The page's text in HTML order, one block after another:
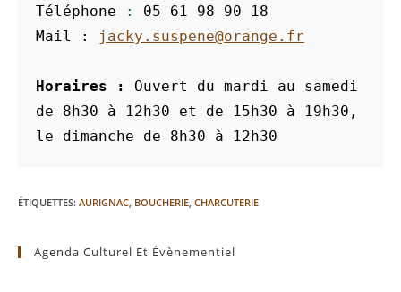
Téléphone
: 05 61 98 90 18
Mail :
jacky.suspene@orange.fr
Horaires : Ouvert du mardi au samedi
de 8h30 à 12h30 et de 15h30 à 19h30,
le dimanche de 8h30 à 12h30
ÉTIQUETTES: AURIGNAC, BOUCHERIE, CHARCUTERIE
Agenda Culturel Et Évènementiel